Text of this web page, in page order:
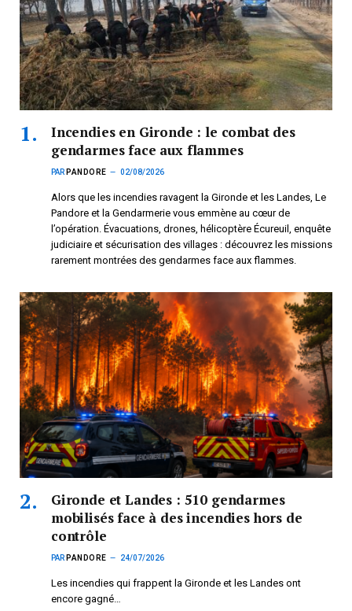
Incendies en Gironde : le combat des
gendarmes face aux flammes
PAR PANDORE 02/08/2026
Alors que les incendies ravagent la Gironde et les Landes, Le
Pandore et la Gendarmerie vous emmène au cœur de
l’opération. Évacuations, drones, hélicoptère Écureuil, enquête
judiciaire et sécurisation des villages : découvrez les missions
rarement montrées des gendarmes face aux flammes.
Gironde et Landes : 510 gendarmes
mobilisés face à des incendies hors de
contrôle
PAR PANDORE 24/07/2026
Les incendies qui frappent la Gironde et les Landes ont
encore gagné…